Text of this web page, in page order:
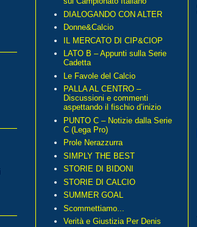
DIALOGANDO CON ALTER
Donne&Calcio
IL MERCATO DI CIP&CIOP
LATO B – Appunti sulla Serie
Cadetta
Le Favole del Calcio
PALLA AL CENTRO –
Discussioni e commenti
aspettando il fischio d’inizio
PUNTO C – Notizie dalla Serie
C (Lega Pro)
Prole Nerazzurra
SIMPLY THE BEST
STORIE DI BIDONI
STORIE DI CALCIO
SUMMER GOAL
Scommettiamo...
Verità e Giustizia Per Denis